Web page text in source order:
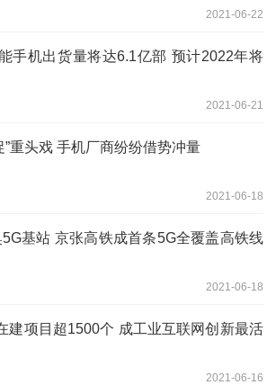
2021-06-22
手机出货量将达6.1亿部 预计2022年将
2021-06-21
”重头戏 手机厂商纷纷借势冲量
2021-06-18
基站 京张高铁成首条5G全覆盖高铁线
2021-06-18
建项目超1500个 成工业互联网创新最活
2021-06-16